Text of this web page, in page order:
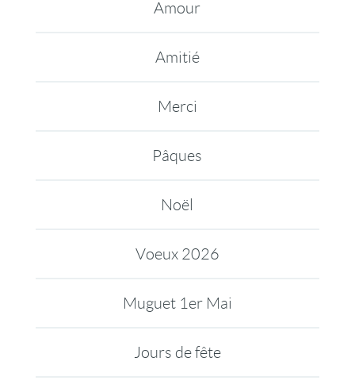
Amour
Amitié
Merci
Pâques
Noël
Voeux 2026
Muguet 1er Mai
Jours de fête